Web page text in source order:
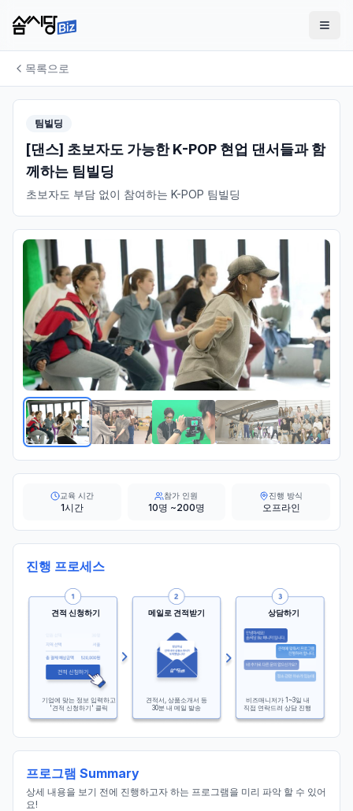
목록으로
팀빌딩
[댄스] 초보자도 가능한 K-POP 현업 댄서들과 함
께하는 팀빌딩
초보자도 부담 없이 참여하는 K-POP 팀빌딩
교육 시간
1시간
참가 인원
10명 ~200명
진행 방식
오프라인
진행 프로세스
견적 신청하기
기업에 맞는 정보 입력하고
'견적 신청하기' 클릭
메일로 견적받기
견적서, 상품소개서 등
30분 내 메일 발송
상담하기
비즈매니저가 1~3일 내
직접 연락드려 상담 진행
프로그램 Summary
상세 내용을 보기 전에 진행하고자 하는 프로그램을 미리 파악 할 수 있어
요!